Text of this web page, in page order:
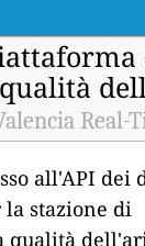
Real-
all'API dei
stazione di